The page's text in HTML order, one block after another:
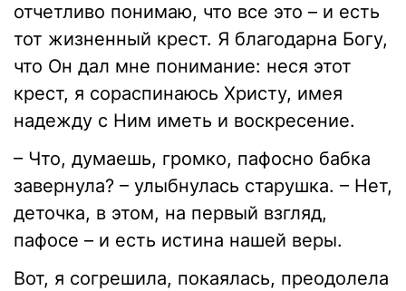
отчетливо понимаю, что все это – и есть
тот жизненный крест. Я благодарна Богу,
что Он дал мне понимание: неся этот
крест, я сораспинаюсь Христу, имея
надежду с Ним иметь и воскресение.
– Что, думаешь, громко, пафосно бабка
завернула? – улыбнулась старушка. – Нет,
деточка, в этом, на первый взгляд,
пафосе – и есть истина нашей веры.
Вот, я согрешила, покаялась, преодолела